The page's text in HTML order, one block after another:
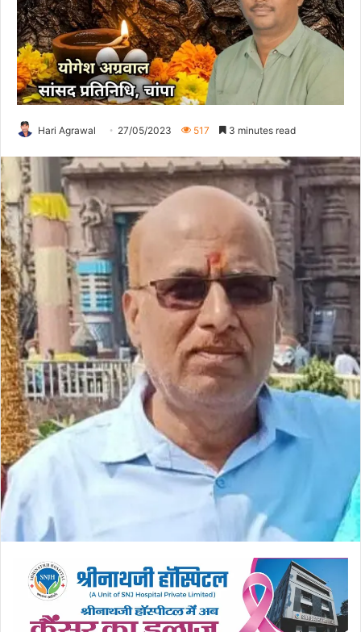
Hari Agrawal 27/05/2023 517 3 minutes read